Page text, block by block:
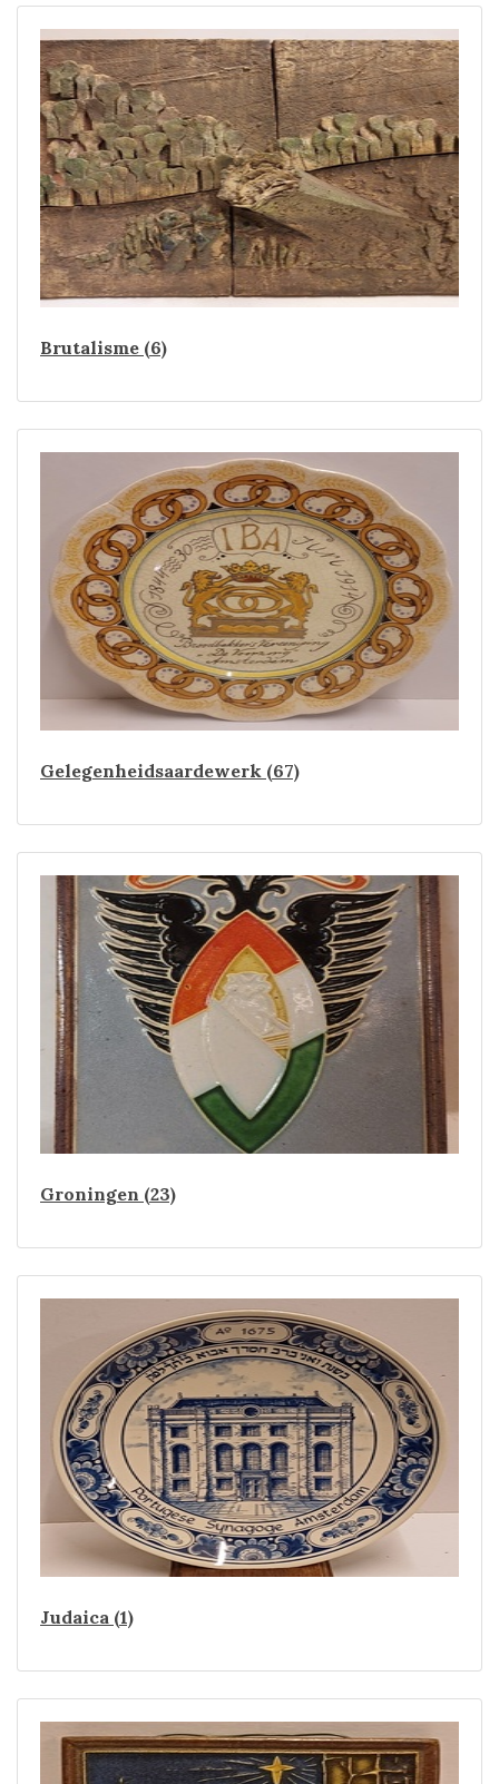
Brutalisme (6)
Gelegenheidsaardewerk (67)
Groningen (23)
Judaica (1)